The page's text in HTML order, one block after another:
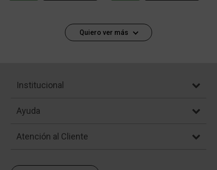
Quiero ver más
Institucional
Ayuda
Atención al Cliente